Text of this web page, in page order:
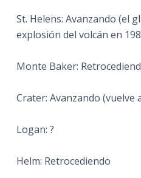
St. Helens: Avanzando (el
explosión del volcán en
Monte Baker:
Crater: Avanzando (vuelve
Logan: ?
Helm: Retrocediendo